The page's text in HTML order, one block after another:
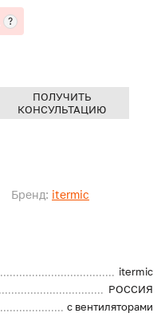
Бренд: itermic
itermic
РОССИЯ
с вентиляторами
?
ПОЛУЧИТЬ
КОНСУЛЬТАЦИЮ